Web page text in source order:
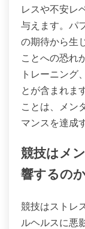
レスや不安レ
与えます。パ
の期待から生
ことへの恐れ
トレーニング
とが含まれま
ことは、メン
マンスを達成
競技はメ
響するの
競技はストレ
ルヘルスに悪